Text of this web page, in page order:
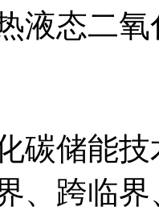
液态二
储能技
、跨临